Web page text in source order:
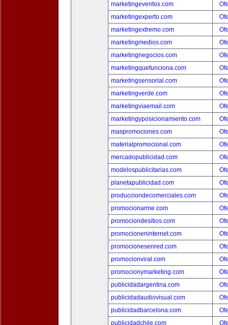
marketingeventos.com
marketingexperto.com
marketingextremo.com
marketingmedios.com
marketingnegocios.com
marketingquefunciona.com
marketingsensorial.com
marketingverde.com
marketingviaemail.com
marketingyposicionamiento.com
maspromociones.com
materialpromocional.com
mercadopublicidad.com
modelospublicitarias.com
planetapublicidad.com
producciondecomerciales.com
promocionarme.com
promociondesitios.com
promocioneninternet.com
promocionesenred.com
promocionviral.com
promocionymarketing.com
publicidadargentina.com
publicidadaudiovisual.com
publicidadbarcelona.com
publicidadchile.com